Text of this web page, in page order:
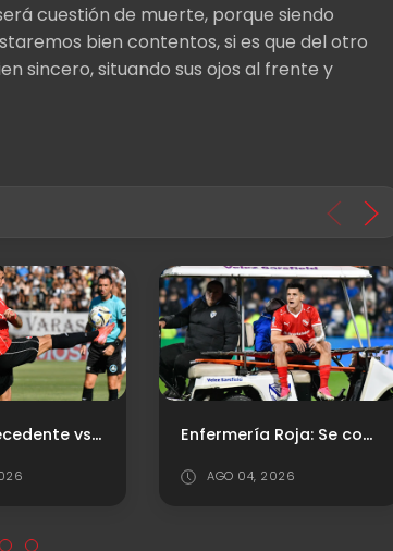
cuestión de muerte, porque siendo
bien contentos, si es que del otro
sincero, situando sus ojos al frente y
Último antecedente vs. Platense Enfermería Roja: Se conoció la lesión de Leo Godoy
AGO 04, 2026